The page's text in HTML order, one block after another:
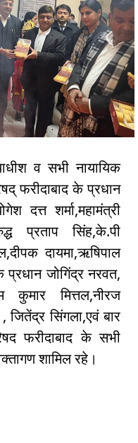
व सभी नायायिक
फरीदाबाद के प्रधान
दत्त शर्मा,महामंत्री
प्रताप सिंह,के.पी
दायमा,ऋषिपाल
प्रधान जोगिंद्र नरवत,
कुमार मित्तल,नीरज
जितेंद्र सिंगला,एवं बार
फरीदाबाद के सभी
शामिल रहे।